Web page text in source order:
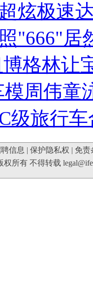
炫极速
"666"居
格林让
周伟童
级旅行
信息 | 保护隐私权 | 免责
权所有 不得转载